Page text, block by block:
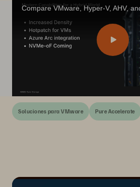
Soluciones para VMware Pure Accelerate